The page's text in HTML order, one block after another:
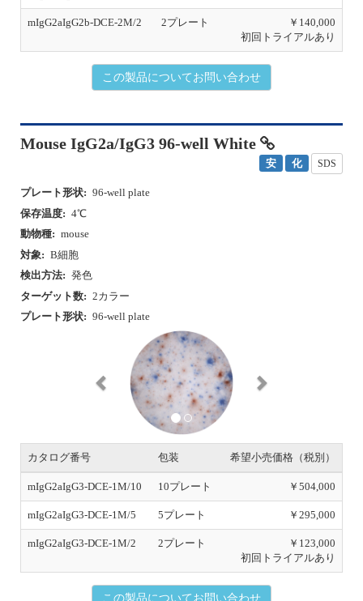
mIgG2aIgG2b-DCE-2M/2 2プレート
￥140,000
初回トライアルあり
この製品についてお問い合わせ
Mouse IgG2a/IgG3 96-well White
安 化 SDS
プレート形状: 96-well plate
保存温度: 4℃
動物種: mouse
対象: B細胞
検出方法: 発色
ターゲット数: 2カラー
プレート形状: 96-well plate
v
s
t
カタログ番号 包装 希望小売価格（税別）
mIgG2aIgG3-DCE-1M/10 10プレート ￥504,000
mIgG2aIgG3-DCE-1M/5 5プレート ￥295,000
mIgG2aIgG3-DCE-1M/2 2プレート
￥123,000
初回トライアルあり
この製品についてお問い合わせ